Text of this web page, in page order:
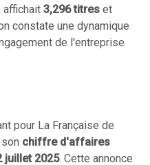
affichait 3,296 titres et
constate une dynamique
de l'entreprise
pour La Française de
chiffre d'affaires
juillet 2025. Cette annonce